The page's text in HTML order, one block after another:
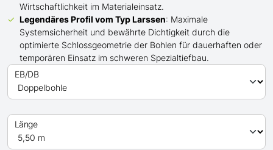
Wirtschaftlichkeit im Materialeinsatz.
Legendäres Profil vom Typ Larssen: Maximale
Systemsicherheit und bewährte Dichtigkeit durch die
optimierte Schlossgeometrie der Bohlen für dauerhaften oder
temporären Einsatz im schweren Spezialtiefbau.
EB/DB
Länge